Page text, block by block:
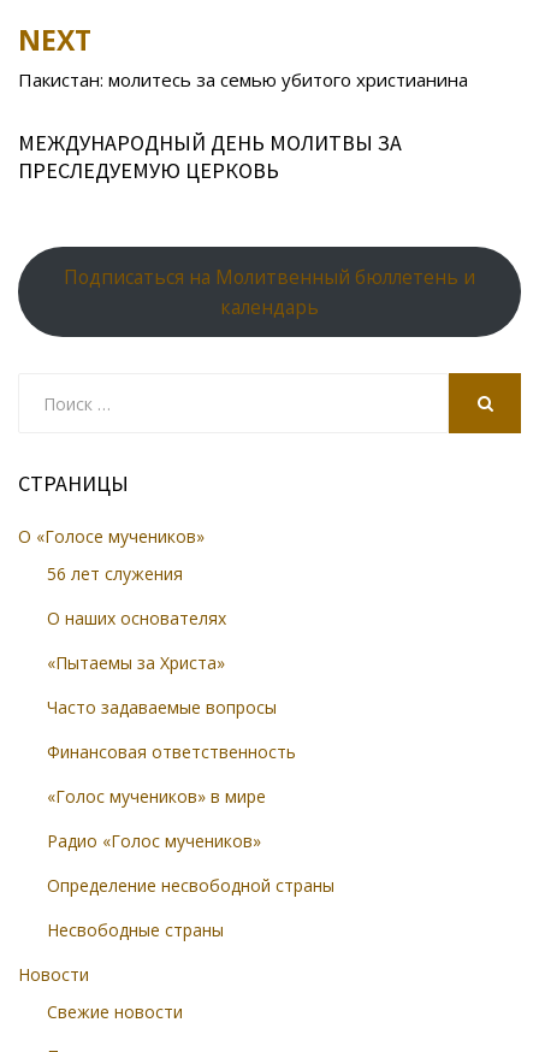
ki
NEXT
Пакистан: молитесь за семью убитого христианина
МЕЖДУНАРОДНЫЙ ДЕНЬ МОЛИТВЫ ЗА
ПРЕСЛЕДУЕМУЮ ЦЕРКОВЬ
Подписаться на Молитвенный бюллетень и
календарь
СТРАНИЦЫ
О «Голосе мучеников»
56 лет служения
О наших основателях
«Пытаемы за Христа»
Часто задаваемые вопросы
Финансовая ответственность
«Голос мучеников» в мире
Радио «Голос мучеников»
Определение несвободной страны
Несвободные страны
Новости
Свежие новости